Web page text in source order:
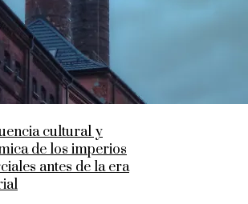
cultural y
de los imperios
antes de la era